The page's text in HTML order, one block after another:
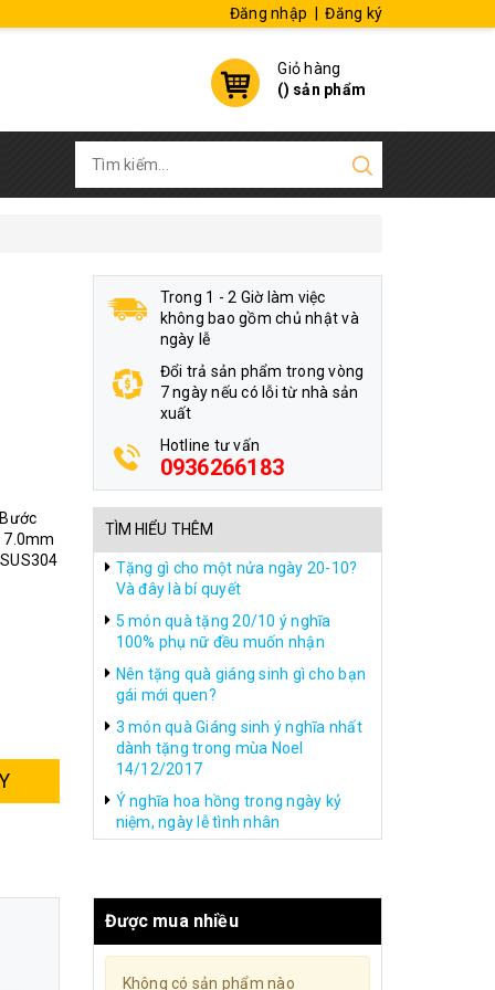
Đăng nhập Đăng ký
Giỏ hàng
() sản phẩm
7.0mm
Trong 1 - 2 Giờ làm việc
không bao gồm chủ nhật và
ngày lễ
Đổi trả sản phẩm trong vòng
7 ngày nếu có lỗi từ nhà sản
xuất
Hotline tư vấn
0936266183
TÌM HIỂU THÊM
Tặng gì cho một nửa ngày 20-10?
Và đây là bí quyết
5 món quà tặng 20/10 ý nghĩa
100% phụ nữ đều muốn nhận
Nên tặng quà giáng sinh gì cho bạn
gái mới quen?
3 món quà Giáng sinh ý nghĩa nhất
dành tặng trong mùa Noel
14/12/2017
Ý nghĩa hoa hồng trong ngày kỷ
niệm, ngày lễ tình nhân
Được mua nhiều
Không có sản phẩm nào